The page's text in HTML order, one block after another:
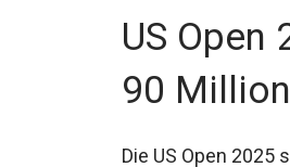
traditionellen
US Open
von 90